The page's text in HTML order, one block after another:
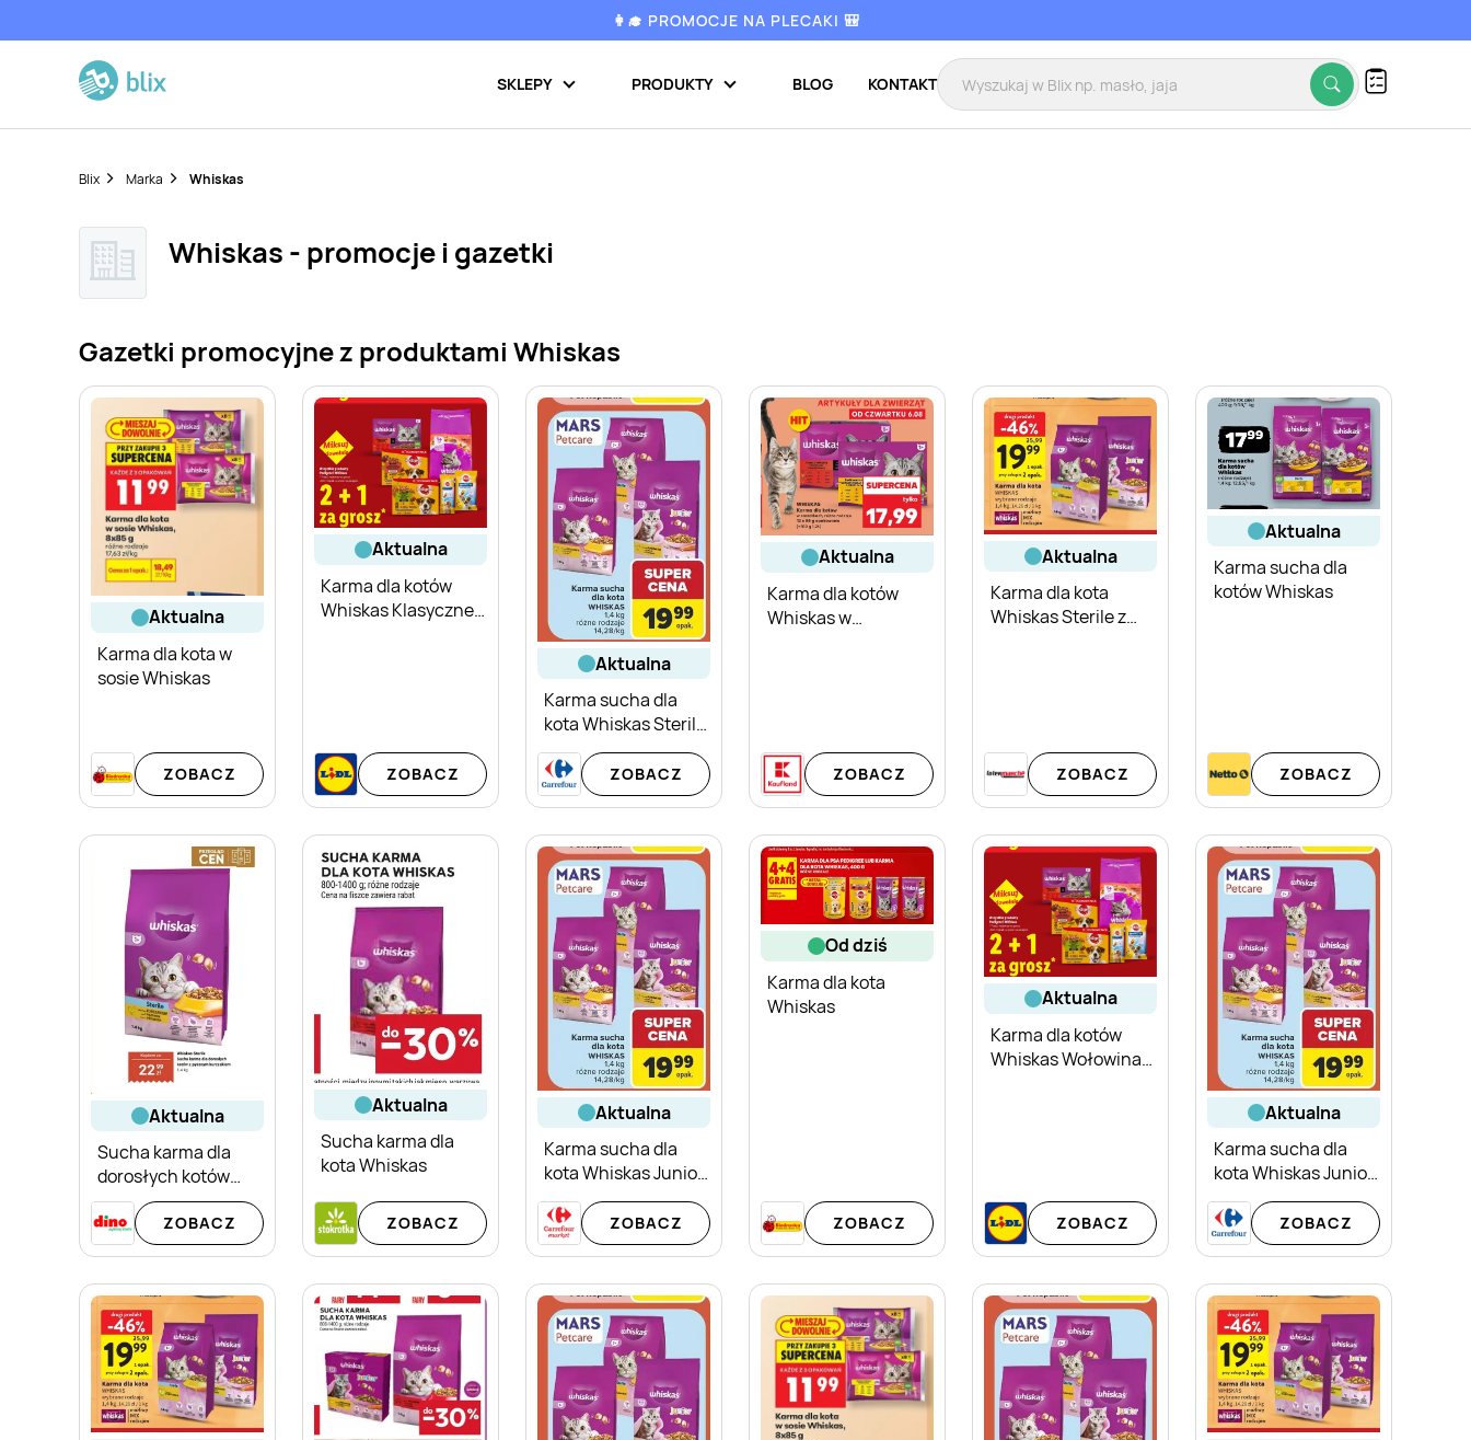
👩‍🎓 PROMOCJE NA PLECAKI 🎒
SKLEPY PRODUKTY BLOG KONTAKT
Blix Marka Whiskas
Whiskas - promocje i gazetki
Gazetki promocyjne z produktami Whiskas
aktualna
Karma dla kota w
sosie Whiskas
ZOBACZ
aktualna
Karma dla kotów
Whiskas Klasyczne
ZOBACZ
aktualna
Karma sucha dla
kota Whiskas Sterile
z kurczakiem
ZOBACZ
aktualna
Karma dla kotów
Whiskas w
ZOBACZ
aktualna
Karma dla kota
Whiskas Sterile z
ZOBACZ
aktualna
Karma sucha dla
kotów Whiskas
ZOBACZ
aktualna
Sucha karma dla
dorosłych kotów
Whiskas Sterile z
pysznym
kurczakiem
ZOBACZ
aktualna
Sucha karma dla
kota Whiskas
ZOBACZ
aktualna
Karma sucha dla
kota Whiskas Junior
z kurczakiem
ZOBACZ
od dziś
Karma dla kota
Whiskas
ZOBACZ
aktualna
Karma dla kotów
Whiskas Wołowina
ZOBACZ
aktualna
Karma sucha dla
kota Whiskas Junior
z kurczakiem
ZOBACZ